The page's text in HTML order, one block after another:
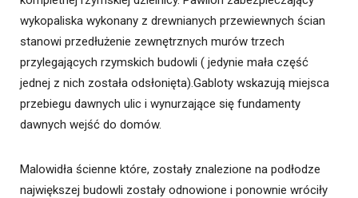
wykopaliska wykonany z drewnianych przewiewnych ścian
stanowi przedłużenie zewnętrznych murów trzech
przylegających rzymskich budowli ( jedynie mała część
jednej z nich została odsłonięta).Gabloty wskazują miejsca
przebiegu dawnych ulic i wynurzające się fundamenty
dawnych wejść do domów.
Malowidła ścienne które, zostały znalezione na podłodze
największej budowli zostały odnowione i ponownie wróciły